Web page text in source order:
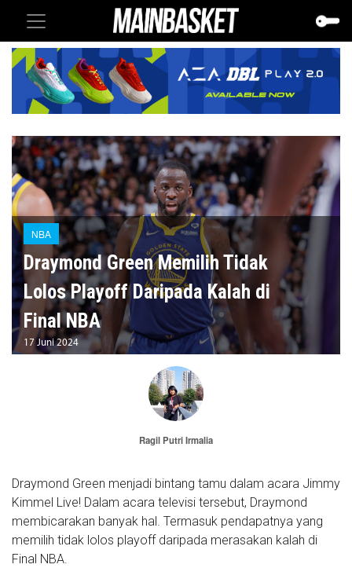
NBA
Draymond Green Memilih Tidak
Lolos Playoff Daripada Kalah di
Final NBA
17 Juni 2024
Ragil Putri Irmalia
Draymond Green menjadi bintang tamu dalam acara Jimmy
Kimmel Live! Dalam acara televisi tersebut, Draymond
membicarakan banyak hal. Termasuk pendapatnya yang
memilih tidak lolos playoff daripada merasakan kalah di
Final NBA.